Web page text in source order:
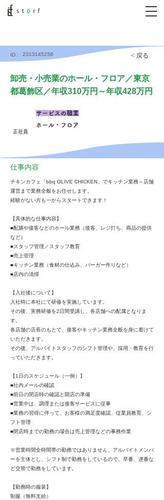
ID： 2313145258 < 戻る
卸売・小売業のホール・フロア／東京
都葛飾区／年収310万円～年収428万円
正社員
サービスの職業
ホール・フロア
仕事内容
チキンカフェ「bbq OLIVE CHICKEN」でキッチン業務～店舗
運営まで業務全般をお任せします。
経験がない方も一からスタートできます！
【具体的な仕事内容】
■配膳や接客などのホール業務（接客、レジ打ち、商品の提供
など）
■スタッフ管理／スタッフ教育
■売上管理
■キッチン業務（食材の仕込み、バーガー作りなど）
■店内の清掃
【入社後について】
入社時に本社にて研修を実施しています。
その後、実務研修を2日間受講し、各店舗への配属となりま
す。
各店舗の店長のもとで、接客やキッチン業務全般を身に着けて
いただきます。
その後、アルバイトスタッフのシフト管理や、採用・教育を行
っていただきます。
【1日のスケジュール（一例）】
■社内メールの確認
■前日の閉店時の確認と開店の準備
■営業中は、調理または接客サービスに従事
■業務の習得に伴って、お客様の満足度確認、従業員教育、シ
フト管理
■閉店時までの勤務の場合は売上管理などの事務作業
※営業時間全時間帯の勤務ではありません、アルバイトメンバ
ーを主体とし、シフト制で勤務をしているので、早番、遅番な
ど交替で勤務をしています。
【勤務時の服装】
制服（無料支給）